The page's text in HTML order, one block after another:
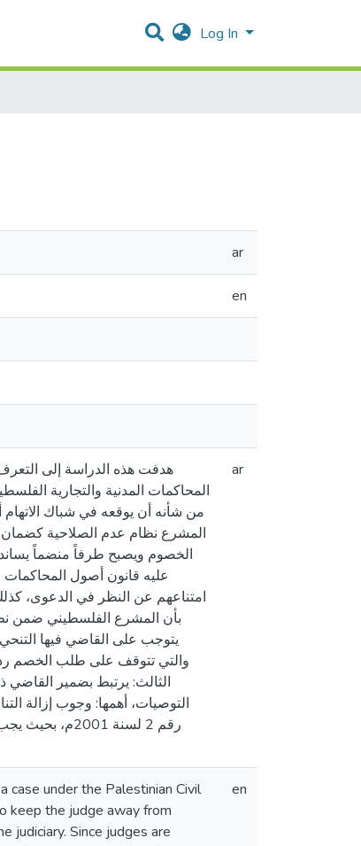
Log In
ar
en
هدفت هذه الدراسة إلى
من شأنه أن يوقعه في شباك
المشرع نظام عدم الصلاحية
الخصوم ويصبح طرفاً منضماً
عليه قانون أصول
امتناعهم عن النظر في الدعوى،
بأن المشرع الفلسطيني ضمن
يتوجب على القاضي فيها
والتي تتوقف على طلب الخصم
الثالث: يرتبط بضمير
رقم 2 لسنة
ar
case under the Palestinian Civil
keep the judge away from
judiciary. Since judges are
en